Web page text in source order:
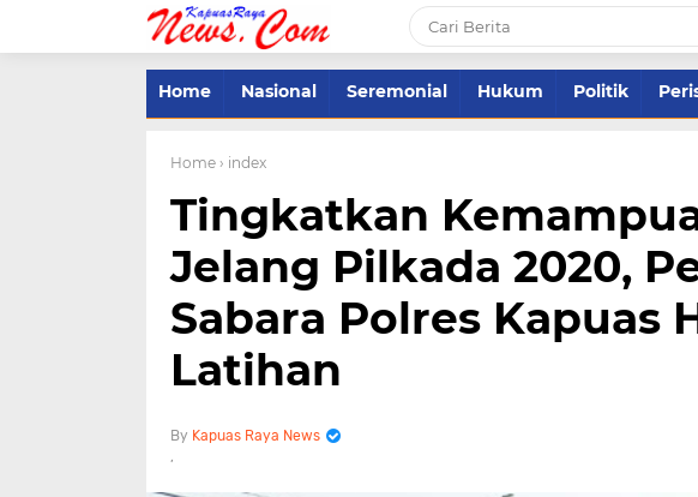
Home Nasional Seremonial Hukum Politik
Home › index
Tingkatkan
Jelang Pilkada 2020,
Sabara Polres Kapuas
Latihan
Kapuas Raya News